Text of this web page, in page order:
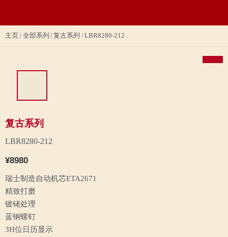
主页 全部系列 复古系列 LBR8280-212
复古系列
LBR8280-212
¥8980
瑞士制造自动机芯ETA2671
精致打磨
镀铑处理
蓝钢螺钉
3H位日历显示